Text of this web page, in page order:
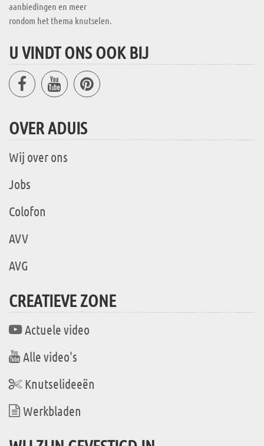
aanbiedingen en meer
rondom het thema knutselen.
U VINDT ONS OOK BIJ
OVER ADUIS
Wij over ons
Jobs
Colofon
AVV
AVG
CREATIEVE ZONE
Actuele video
Alle video's
Knutselideeën
Werkbladen